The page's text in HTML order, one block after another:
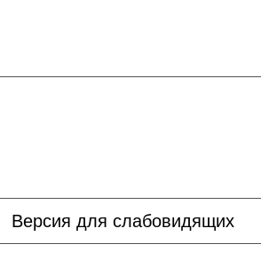
Версия для слабовидящих